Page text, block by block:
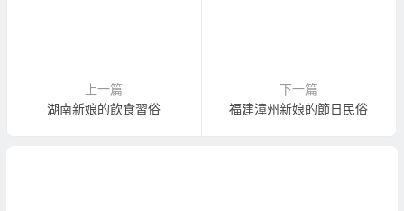
上一篇
湖南新娘的飲食習俗
下一篇
福建漳州新娘的節日民俗